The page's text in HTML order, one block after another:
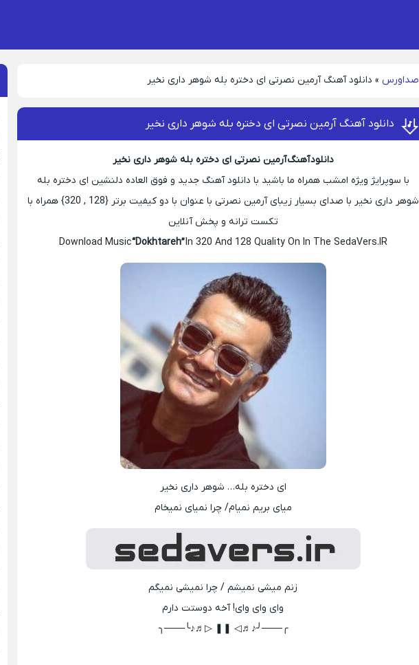
صداورس » دانلود آهنگ آرمین نصرتی ای دختره بله شوهر داری نخیر
دانلود آهنگ آرمین نصرتی ای دختره بله شوهر داری نخیر
دانلود آهنگ آرمین نصرتی ای دختره بله شوهر داری نخیر
با سوپرایژ ویژه امشب همراه ما باشید با دانلود آهنگ جدید و فوق العاده دلنشین ای دختره بله
شوهر داری نخیر با صدای بسیار زیبای آرمین نصرتی با عنوان با دو کیفیت برتر {128 , 320} همراه با
تکست ترانه و پخش آنلاین
Download Music“Dokhtareh”In 320 And 128 Quality On In The SedaVers.IR
ای دختره بله… شوهر داری نخیر
میای بریم نمیام/ چرا نمیای نمیخام
زنم میشی نمیشم / چرا نمیشی نمیگم
وای وای وای! آخه دوستت دارم
╭───╯♪♬◁ ❚❚ ▷♬♪╰───╮